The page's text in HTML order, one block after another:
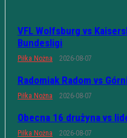
VFL Wolfsburg vs
Bundesligi
Piłka Nożna 2026-08-07
Radomiak Radom vs
Piłka Nożna 2026-08-07
Obecna 16 drużyna vs
Piłka Nożna 2026-08-07